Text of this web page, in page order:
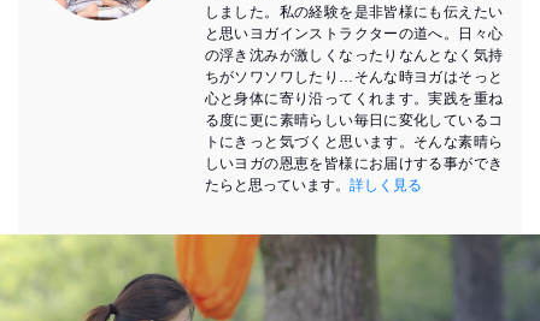
しました。私の経験を是非皆様にも伝えたい
と思いヨガインストラクターの道へ。日々心
の浮き沈みが激しくなったりなんとなく気持
ちがソワソワしたり…そんな時ヨガはそっと
心と身体に寄り沿ってくれます。実践を重ね
る度に更に素晴らしい毎日に変化しているコ
トにきっと気づくと思います。そんな素晴ら
しいヨガの恩恵を皆様にお届けする事ができ
たらと思っています。 詳しく見る